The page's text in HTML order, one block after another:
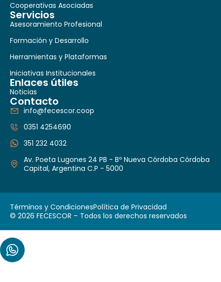
Cooperativas Asociadas
Servicios
Asesoramiento Profesional
Formación y Desarrollo
Herramientas y Plataformas
Iniciativas Institucionales
Enlaces útiles
Noticias
Contacto
info@fecescor.coop
0351 4254690
351 232 4032
Av. Poeta Lugones 24 PB - Bº Nueva Córdoba Córdoba
Capital, Argentina C.P - 5000
© 2026 FECESCOR – Todos los derechos reservados
Términos y CondicionesPolítica de Privacidad